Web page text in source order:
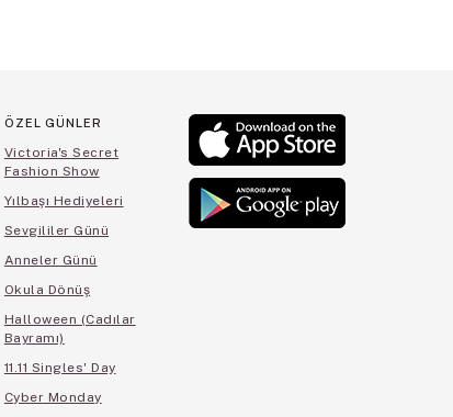
ÖZEL GÜNLER
Victoria's Secret
Fashion Show
Yılbaşı Hediyeleri
Sevgililer Günü
Anneler Günü
Okula Dönüş
Halloween (Cadılar
Bayramı)
11.11 Singles' Day
Cyber Monday